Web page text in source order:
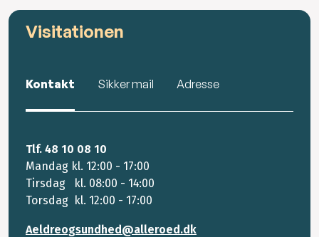
Visitationen
Kontakt Sikker mail Adresse
Tlf. 48 10 08 10
Mandag kl. 12:00 - 17:00
Tirsdag kl. 08:00 - 14:00
Torsdag kl. 12:00 - 17:00
Aeldreogsundhed@alleroed.dk